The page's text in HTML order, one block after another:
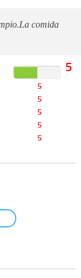
comida
5
5
5
5
5
5